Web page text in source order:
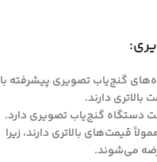
گنج‌یاب تصویری پیشرفته با
دارند.
دستگاه گنج‌یاب تصویری دارد.
قیمت‌های بالاتری دارند، زیرا
می‌شوند.